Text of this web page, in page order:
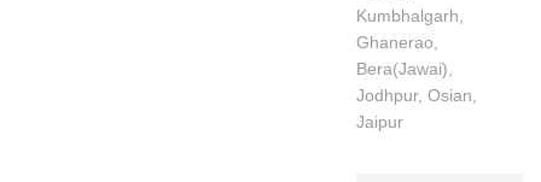
Kumbhalgarh,
Ghanerao,
Bera(Jawai),
Jodhpur, Osian,
Jaipur